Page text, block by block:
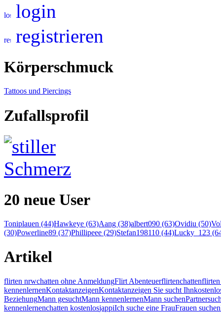
login
registrieren
Körperschmuck
Tattoos und Piercings
Zufallsprofil
20 neue User
Toniplauen (44)Hawkeye (63)Aang (38)albert090 (63)Ovidiu (50)
(30)Powerline89 (37)Phillipeee (29)Stefan198110 (44)Lucky_123
Artikel
flirten nrwchatten ohne AnmeldungFlirt Abenteuerflirtenchattenflirten
kennenlernenKontaktanzeigenKontaktanzeigen Sie sucht Ihn
BeziehungMann gesuchtMann kennenlernenMann suchen
kennenlernenchatten kostenlosjappiIch suche eine FrauFrauen suchen